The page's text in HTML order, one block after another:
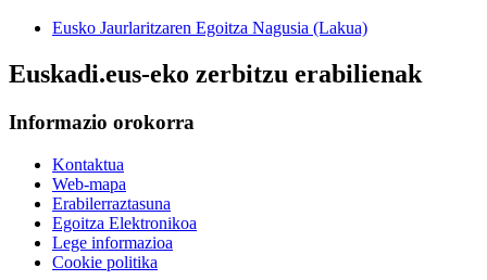
Eusko Jaurlaritzaren Egoitza Nagusia (Lakua)
Euskadi.eus-eko zerbitzu erabilienak
Informazio orokorra
Kontaktua
Web-mapa
Erabilerraztasuna
Egoitza Elektronikoa
Lege informazioa
Cookie politika